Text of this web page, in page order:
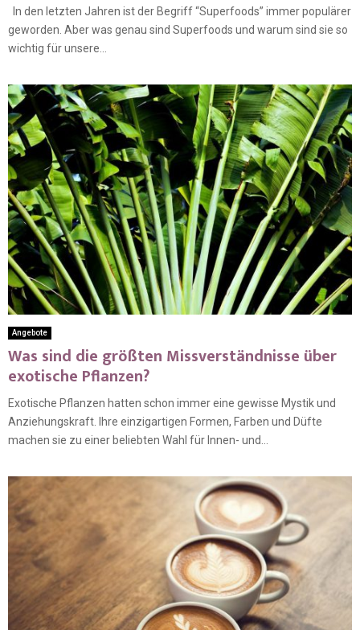
In den letzten Jahren ist der Begriff “Superfoods” immer populärer
geworden. Aber was genau sind Superfoods und warum sind sie so
wichtig für unsere...
Angebote
Was sind die größten Missverständnisse über
exotische Pflanzen?
Exotische Pflanzen hatten schon immer eine gewisse Mystik und
Anziehungskraft. Ihre einzigartigen Formen, Farben und Düfte
machen sie zu einer beliebten Wahl für Innen- und...